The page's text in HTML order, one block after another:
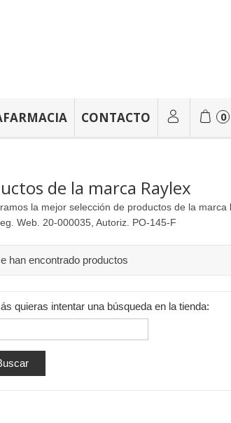
CONTACTO 0
de la marca Raylex
la mejor selección de productos de la marca
Web. 20-000035, Autoriz. PO-145-F
han encontrado productos
quieras intentar una búsqueda en la tienda: